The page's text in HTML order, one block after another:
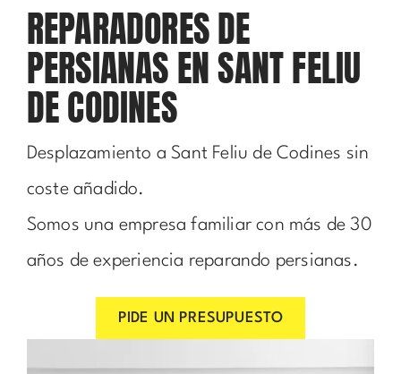
REPARADORES DE
PERSIANAS EN SANT FELIU
DE CODINES
Desplazamiento a Sant Feliu de Codines sin
coste añadido.
Somos una empresa familiar con más de 30
años de experiencia reparando persianas.
PIDE UN PRESUPUESTO